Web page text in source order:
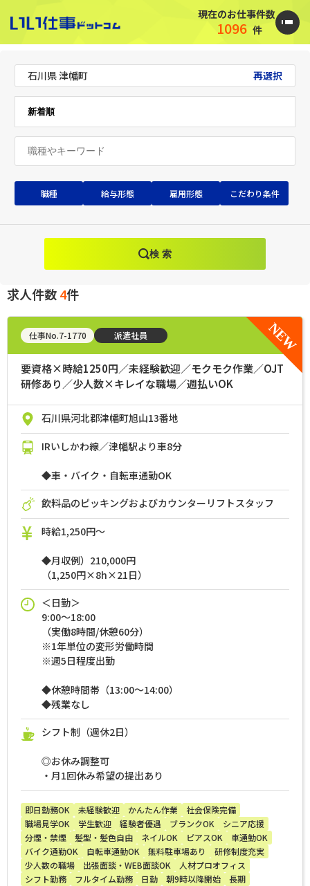
現在のお仕事件数
1096 件
石川県 津幡町 再選択
職種 給与形態 雇用形態 こだわり条件
検 索
求人件数4件
仕事No.7-1770 派遣社員
要資格×時給1250円／未経験歓迎／モクモク作業／OJT
研修あり／少人数×キレイな職場／週払いOK
石川県河北郡津幡町旭山13番地
IRいしかわ線／津幡駅より車8分
◆車・バイク・自転車通勤OK
飲料品のピッキングおよびカウンターリフトスタッフ
時給1,250円～
◆月収例）210,000円
（1,250円×8h×21日）
＜日勤＞
9:00～18:00
（実働8時間/休憩60分）
※1年単位の変形労働時間
※週5日程度出勤
◆休憩時間帯（13:00～14:00）
◆残業なし
シフト制（週休2日）
◎お休み調整可
・月1回休み希望の提出あり
即日勤務OK 未経験歓迎 かんたん作業
社会保険完備
職場見学OK
学生歓迎 経験者優遇 ブランクOK
シニア応援
分煙・禁煙
髪型・髪色自由 ネイルOK ピアスOK
車通勤OK
バイク通勤OK
自転車通勤OK 無料駐車場あり
研修制度充実
少人数の職場
出張面談・WEB面談OK
人材プロオフィス
シフト勤務
フルタイム勤務 日勤 朝9時以降開始
長期